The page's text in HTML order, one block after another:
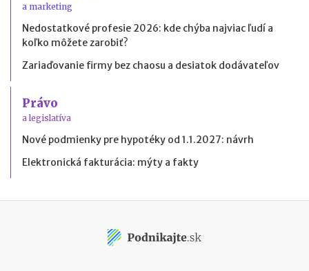
a marketing
Nedostatkové profesie 2026: kde chýba najviac ľudí a
koľko môžete zarobiť?
Zariaďovanie firmy bez chaosu a desiatok dodávateľov
Právo
a legislatíva
Nové podmienky pre hypotéky od 1.1.2027: návrh
Elektronická fakturácia: mýty a fakty